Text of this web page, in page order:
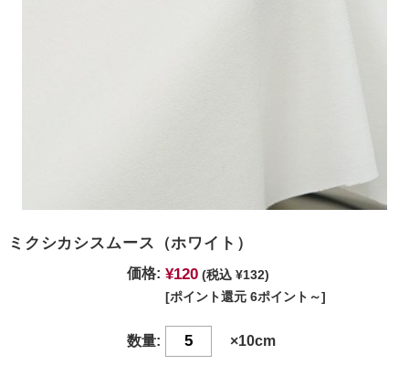
ミクシカシスムース（ホワイト）
価格: ¥120 (税込 ¥132)
[ポイント還元 6ポイント～]
数量: ×10cm